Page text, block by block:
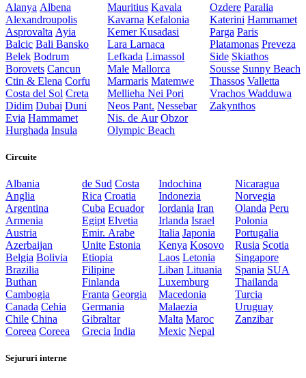
Alanya Albena
Alexandroupolis
Asprovalta Ayia
Balcic Bali Bansko
Belek Bodrum
Borovets Cancun
Ctin & Elena Corfu
Costa del Sol Creta
Didim Dubai Duni
Evia Hammamet
Hurghada Insula
Mauritius Kavala
Kavarna Kefalonia
KemerKusadasi
LaraLarnaca
Lefkada Limassol
Male Mallorca
Marmaris Matemwe
MelliehaNei Pori
Neos Pant. Nessebar
Nis. de Aur Obzor
Olympic Beach
Ozdere Paralia
Katerini Hammamet
Parga Paris
Platamonas Preveza
Side Skiathos
Sousse Sunny Beach
Thassos Valletta
Vrachos Wadduwa
Zakynthos
Circuite
Albania
Anglia
Argentina
Armenia
Austria
Azerbaijan
Belgia Bolivia
Brazilia
Buthan
Cambogia
Canada Cehia
Chile China
Coreea Coreea
de Sud Costa
Rica Croatia
Cuba Ecuador
Egipt Elvetia
Emir. Arabe
Unite Estonia
Etiopia
Filipine
Finlanda
Franta Georgia
Germania
Gibraltar
Grecia India
Indochina
Indonezia
Iordania Iran
Irlanda Israel
Italia Japonia
Kenya Kosovo
Laos Letonia
Liban Lituania
Luxemburg
Macedonia
Malaezia
Malta Maroc
Mexic Nepal
Nicaragua
Norvegia
Olanda Peru
Polonia
Portugalia
Rusia Scotia
Singapore
Spania SUA
Thailanda
Turcia
Uruguay
Zanzibar
Sejururi interne